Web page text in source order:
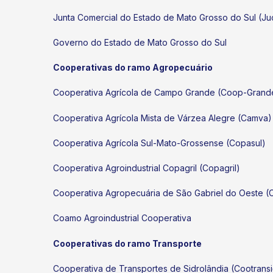
Junta Comercial do Estado de Mato Grosso do Sul
Governo do Estado de Mato Grosso do Sul
Cooperativas do ramo Agropecuário
Cooperativa Agrícola de Campo Grande (Coop-
Cooperativa Agrícola Mista de Várzea Alegre (Camva)
Cooperativa Agrícola Sul-Mato-Grossense (Copasul)
Cooperativa Agroindustrial Copagril (Copagril)
Cooperativa Agropecuária de São Gabriel do Oeste
Coamo Agroindustrial Cooperativa
Cooperativas do ramo Transporte
Cooperativa de Transportes de Sidrolândia